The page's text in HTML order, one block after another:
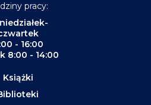
pracy:
- 16:00
8:00 - 14:00
Książki